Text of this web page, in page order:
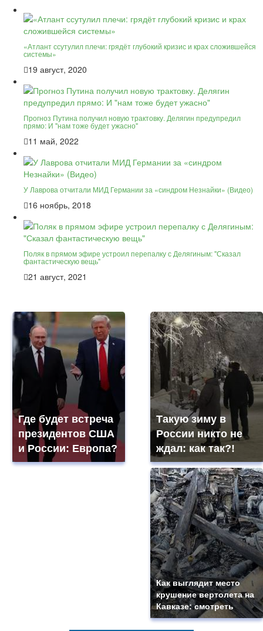
«Атлант ссутулил плечи: грядёт глубокий кризис и крах сложившейся
системы»
19 август, 2020
Прогноз Путина получил новую трактовку. Делягин предупредил
прямо: И "нам тоже будет ужасно"
11 май, 2022
У Лаврова отчитали МИД Германии за «синдром Незнайки» (Видео)
16 ноябрь, 2018
Поляк в прямом эфире устроил перепалку с Делягиным: "Сказал
фантастическую вещь"
21 август, 2021
Где будет встреча
президентов США
и России: Европа?
Такую зиму в
России никто не
ждал: как так?!
Как выглядит место
крушение вертолета на
Кавказе: смотреть